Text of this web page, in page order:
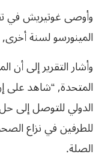
وأوصى غوتيريش في
المينورسو لسنة أخرى, حتى 31
وأشار التقرير إلى أن
المتحدة, “شاهد على
الدولي للتوصل إلى
للطرفين في نزاع
الصلة.